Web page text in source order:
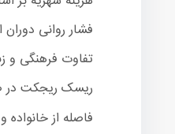
فشار روانی دوران
تفاوت فرهنگی و
ریسک ریجکت در
فاصله از خانواده